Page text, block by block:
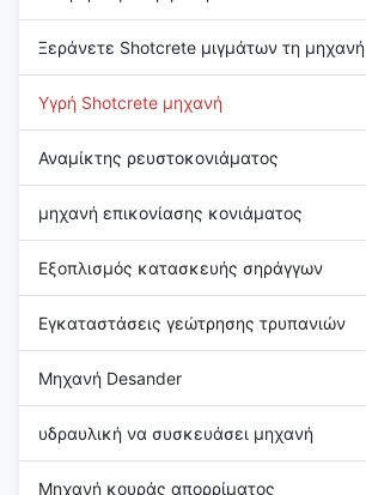
Ξεράνετε Shotcrete μιγμάτων τη μηχανή
Υγρή Shotcrete μηχανή
Αναμίκτης ρευστοκονιάματος
μηχανή επικονίασης κονιάματος
Εξοπλισμός κατασκευής σηράγγων
Εγκαταστάσεις γεώτρησης τρυπανιών
Μηχανή Desander
υδραυλική να συσκευάσει μηχανή
Μηχανή κουράς απορρίματος